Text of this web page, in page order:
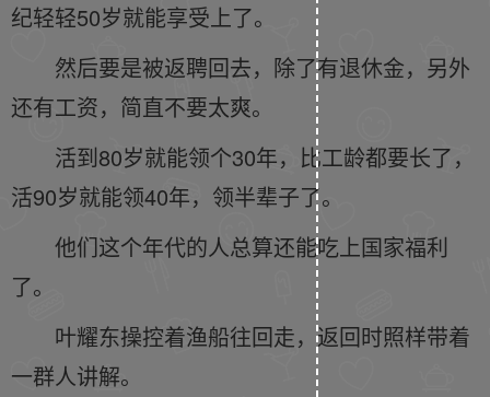
纪轻轻50岁就能享受上了。
然后要是被返聘回去，除了有退休金，另外
还有工资，简直不要太爽。
活到80岁就能领个30年，比工龄都要长了，
活90岁就能领40年，领半辈子了。
他们这个年代的人总算还能吃上国家福利
了。
叶耀东操控着渔船往回走，返回时照样带着
一群人讲解。